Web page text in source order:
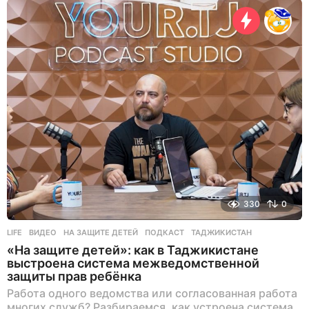
я
н
а
з
а
д
330 0
LIFE ВИДЕО ,НА ЗАЩИТЕ ДЕТЕЙ ,ПОДКАСТ ,ТАДЖИКИСТАН
«На защите детей»: как в Таджикистане
выстроена система межведомственной
защиты прав ребёнка
Работа одного ведомства или согласованная работа